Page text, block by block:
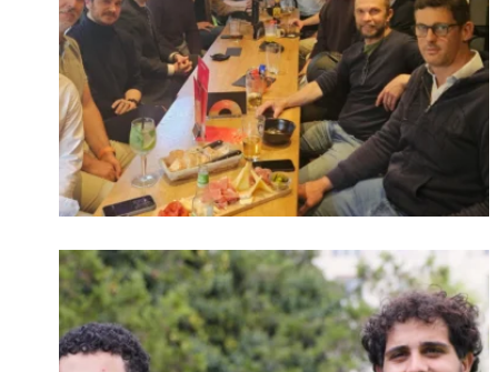
Charger plus Suivre sur Instagram
Identifiant oublié ?
Mot de passe
oublié ?